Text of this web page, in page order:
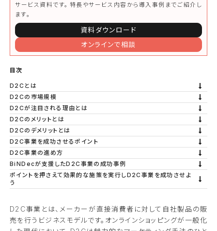
サービス資料です。⁨⁩特長やサービス内容から導入事例までご紹介し
ます。
資料ダウンロード
オンラインで相談
目次
D2Cとは
D2Cの市場規模
D2Cが注目される理由とは
D2Cのメリットとは
D2Cのデメリットとは
D2C事業を成功させるポイント
D2C事業の進め方
BiNDecが支援したD2C事業の成功事例
ポイントを押さえて効果的な施策を実行しD2C事業を成功させよ
う
D2C事業とは、メーカーが直接消費者に対して自社製品の販
売を行うビジネスモデルです。オンラインショッピングが一般化